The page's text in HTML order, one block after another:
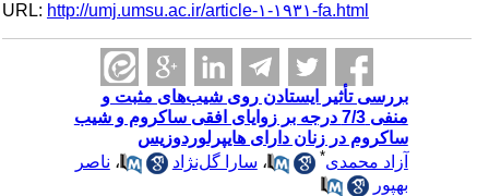
URL:http://umj.umsu.ac.ir/article-۱-۱۹۳۱-fa.html
بررسی تأثیر ایستادن روی شیب‌های مثبت و
منفی 7/3 درجه بر زوایای افقی ساکروم و شیب
ساکروم در زنان دارای هایپرلوردوزیس
آزاد محمدی* ،سارا گل‌نژاد ،ناصر
بهپور